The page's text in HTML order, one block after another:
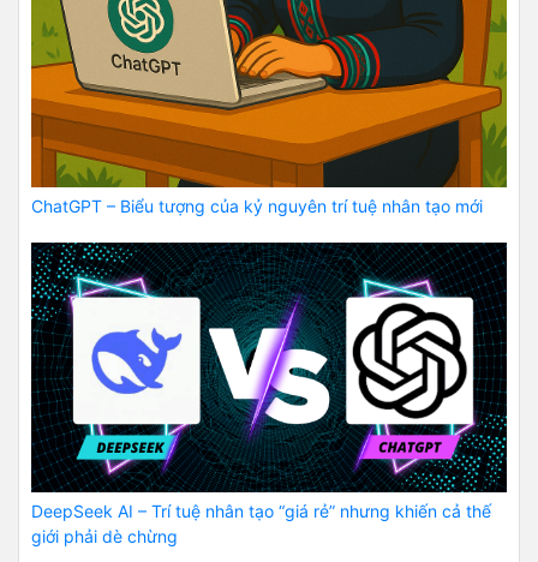
ChatGPT – Biểu tượng của kỷ nguyên trí tuệ nhân tạo mới
DeepSeek AI – Trí tuệ nhân tạo “giá rẻ” nhưng khiến cả thế
giới phải dè chừng